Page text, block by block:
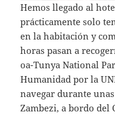
Hemos llegado al
prácticamente solo
en la habitación y
horas pasan a
oa-Tunya National
Humanidad por la
navegar durante
Zambezi, a bordo